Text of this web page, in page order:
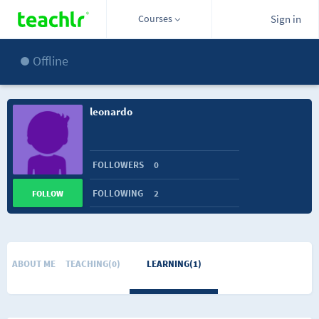
Courses Sign in
Offline
leonardo
FOLLOWERS 0
FOLLOWING 2
FOLLOW
ABOUT ME TEACHING(0) LEARNING(1)